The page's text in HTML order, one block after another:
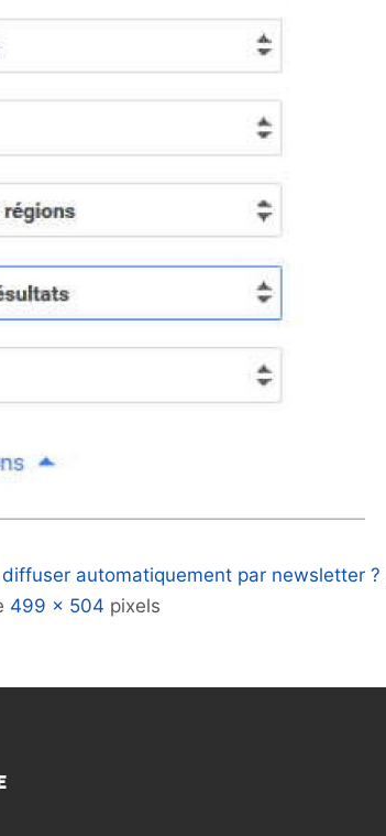
automatiquement par newsletter ?
499 × 504 pixels